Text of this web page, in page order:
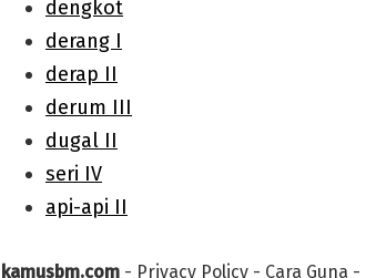
kamusbm.com - Privacy Policy - Cara Guna -